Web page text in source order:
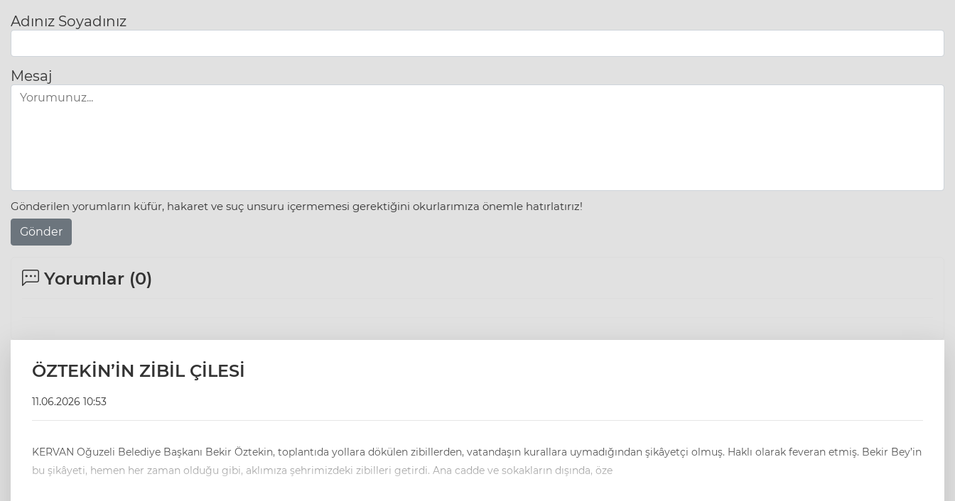
Adınız Soyadınız
Mesaj
Gönderilen yorumların küfür, hakaret ve suç unsuru içermemesi gerektiğini okurlarımıza önemle hatırlatırız!
Gönder
Yorumlar (0)
ÖZTEKİN’İN ZİBİL ÇİLESİ
11.06.2026 10:53
KERVAN Oğuzeli Belediye Başkanı Bekir Öztekin, toplantıda yollara dökülen zibillerden, vatandaşın kurallara uymadığından şikâyetçi olmuş. Haklı olarak feveran etmiş. Bekir Bey’in
bu şikâyeti, hemen her zaman olduğu gibi, aklımıza şehrimizdeki zibilleri getirdi. Ana cadde ve sokakların dışında, öze